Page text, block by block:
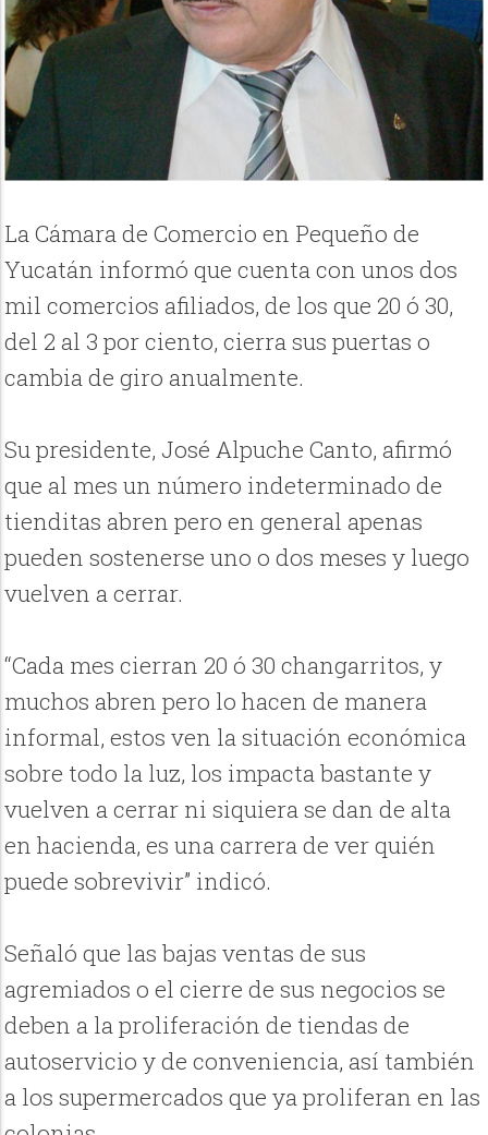
La Cámara de Comercio en Pequeño de
Yucatán informó que cuenta con unos dos
mil comercios afiliados, de los que 20 ó 30,
del 2 al 3 por ciento, cierra sus puertas o
cambia de giro anualmente.
Su presidente, José Alpuche Canto, afirmó
que al mes un número indeterminado de
tienditas abren pero en general apenas
pueden sostenerse uno o dos meses y luego
vuelven a cerrar.
“Cada mes cierran 20 ó 30 changarritos, y
muchos abren pero lo hacen de manera
informal, estos ven la situación económica
sobre todo la luz, los impacta bastante y
vuelven a cerrar ni siquiera se dan de alta
en hacienda, es una carrera de ver quién
puede sobrevivir” indicó.
Señaló que las bajas ventas de sus
agremiados o el cierre de sus negocios se
deben a la proliferación de tiendas de
autoservicio y de conveniencia, así también
a los supermercados que ya proliferan en las